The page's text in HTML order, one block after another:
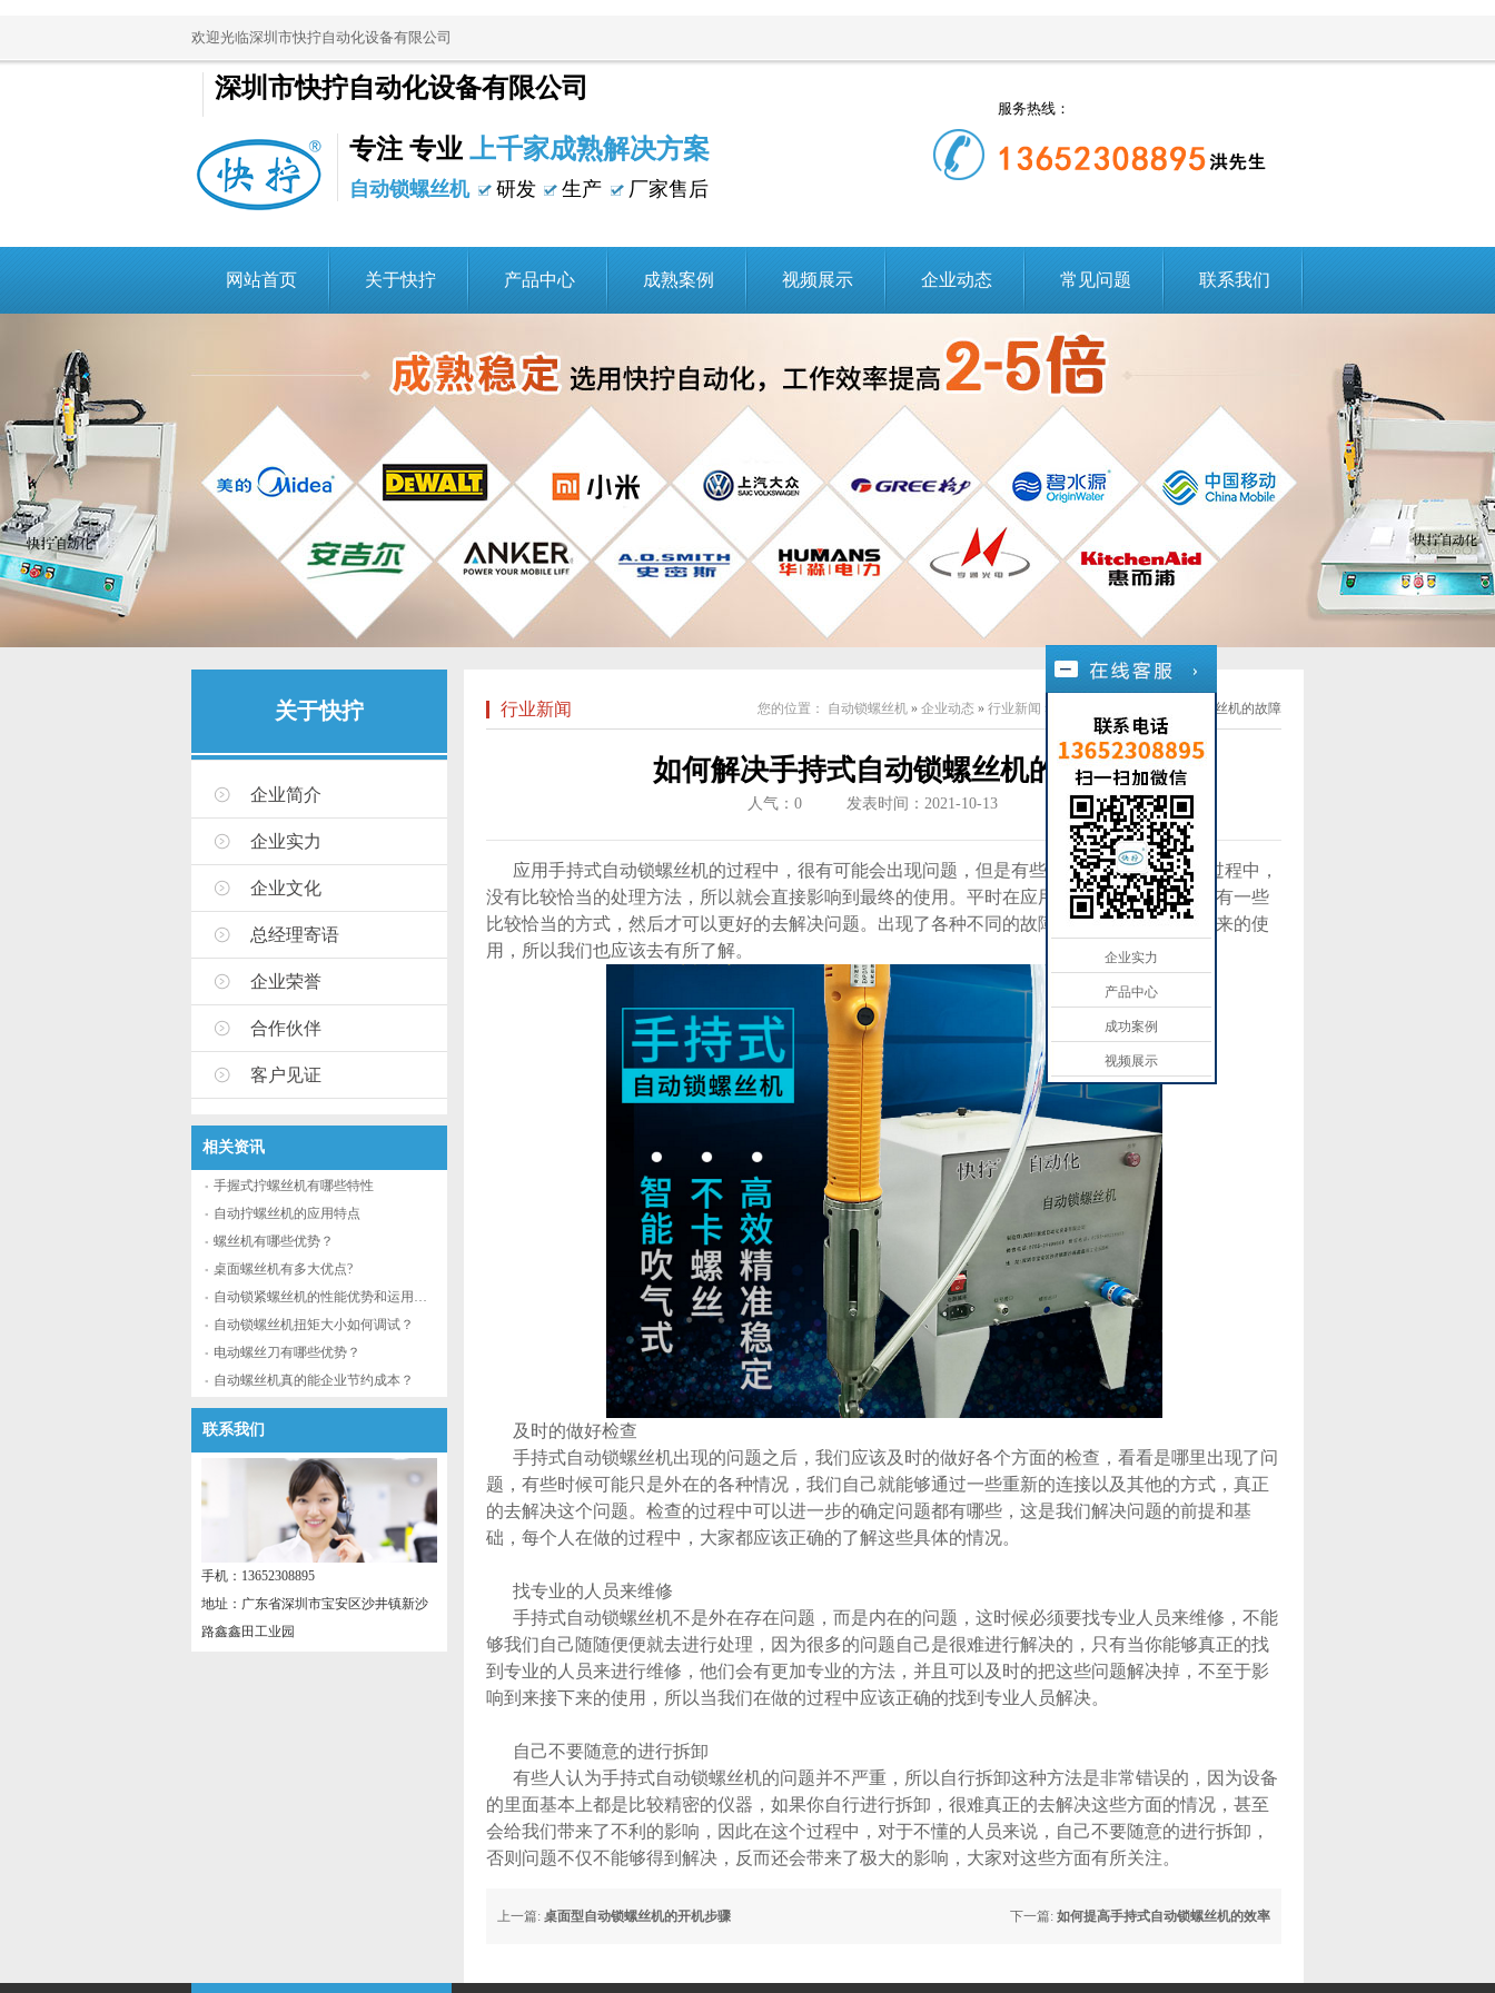
欢迎光临深圳市快拧自动化设备有限公司
深圳市快拧自动化设备有限公司
专注 专业 上千家成熟解决方案
自动锁螺丝机 研发 生产 厂家售后
服务热线：
网站首页 关于快拧 产品中心 成熟案例 视频展示 企业动态 常见问题 联系我们
关于快拧
企业简介
企业实力
企业文化
总经理寄语
企业荣誉
合作伙伴
客户见证
相关资讯
手握式拧螺丝机有哪些特性
自动拧螺丝机的应用特点
螺丝机有哪些优势？
桌面螺丝机有多大优点?
自动锁紧螺丝机的性能优势和运用流程
自动锁螺丝机扭矩大小如何调试？
电动螺丝刀有哪些优势？
自动螺丝机真的能企业节约成本？
联系我们
手机：13652308895
地址：广东省深圳市宝安区沙井镇新沙
路鑫鑫田工业园
行业新闻 您的位置： 自动锁螺丝机 » 企业动态 » 行业新闻 » 如何解决手持式自动锁螺丝机的故障
如何解决手持式自动锁螺丝机的故障
人气： 0 发表时间：2021-10-13
应用手持式自动锁螺丝机的过程中，很有可能会出现问题，但是有些人在遇到这些问题的过程中，
没有比较恰当的处理方法，所以就会直接影响到最终的使用。平时在应用的过程中，我们应该有一些
比较恰当的方式，然后才可以更好的去解决问题。出现了各种不同的故障，势必会影响到接下来的使
用，所以我们也应该去有所了解。
及时的做好检查
手持式自动锁螺丝机出现的问题之后，我们应该及时的做好各个方面的检查，看看是哪里出现了问
题，有些时候可能只是外在的各种情况，我们自己就能够通过一些重新的连接以及其他的方式，真正
的去解决这个问题。检查的过程中可以进一步的确定问题都有哪些，这是我们解决问题的前提和基
础，每个人在做的过程中，大家都应该正确的了解这些具体的情况。
找专业的人员来维修
手持式自动锁螺丝机不是外在存在问题，而是内在的问题，这时候必须要找专业人员来维修，不能
够我们自己随随便便就去进行处理，因为很多的问题自己是很难进行解决的，只有当你能够真正的找
到专业的人员来进行维修，他们会有更加专业的方法，并且可以及时的把这些问题解决掉，不至于影
响到来接下来的使用，所以当我们在做的过程中应该正确的找到专业人员解决。
自己不要随意的进行拆卸
有些人认为手持式自动锁螺丝机的问题并不严重，所以自行拆卸这种方法是非常错误的，因为设备
的里面基本上都是比较精密的仪器，如果你自行进行拆卸，很难真正的去解决这些方面的情况，甚至
会给我们带来了不利的影响，因此在这个过程中，对于不懂的人员来说，自己不要随意的进行拆卸，
否则问题不仅不能够得到解决，反而还会带来了极大的影响，大家对这些方面有所关注。
下一篇: 如何提高手持式自动锁螺丝机的效率
上一篇: 桌面型自动锁螺丝机的开机步骤
企业实力
产品中心
成功案例
视频展示